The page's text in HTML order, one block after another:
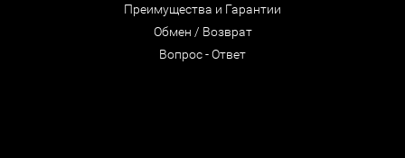
Преимущества и Гарантии
Обмен / Возврат
Вопрос - Ответ